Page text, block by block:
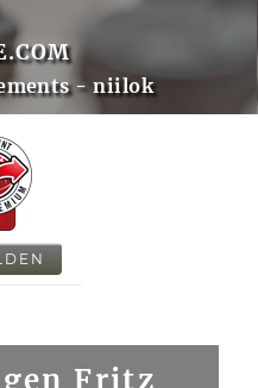
- niilok
Fritz